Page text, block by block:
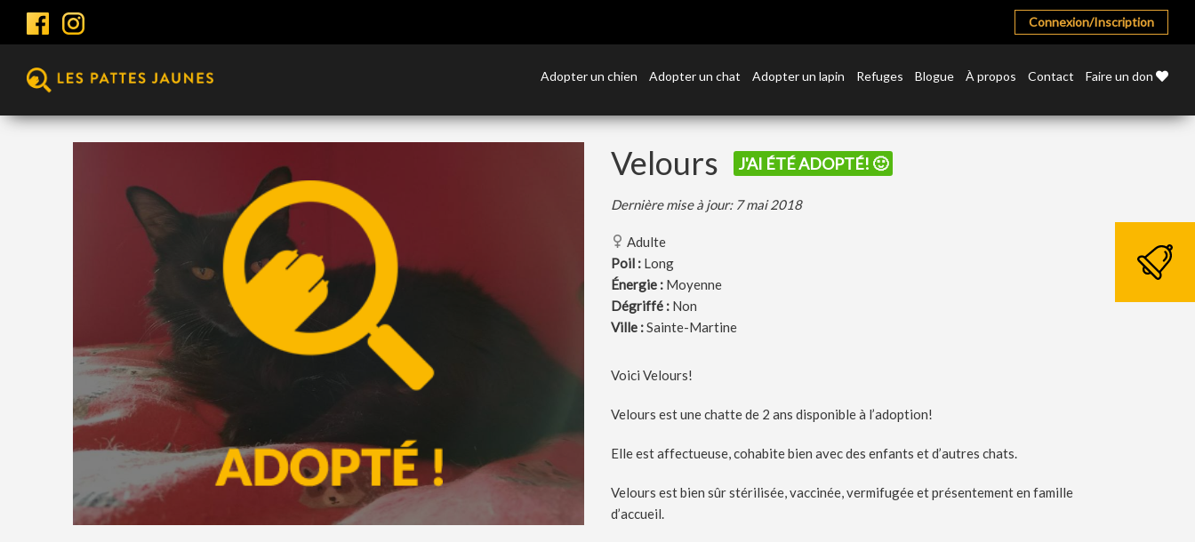
Connexion/Inscription
Adopter un chien Adopter un chat Adopter un lapin Refuges Blogue À propos Contact Faire un don
Velours J'AI ÉTÉ ADOPTÉ! 🙂
Dernière mise à jour: 7 mai 2018
Adulte
Poil : Long
Énergie : Moyenne
Dégriffé : Non
Ville :Sainte-Martine
Voici Velours!
Velours est une chatte de 2 ans disponible à l’adoption!
Elle est affectueuse, cohabite bien avec des enfants et d’autres chats.
Velours est bien sûr stérilisée, vaccinée, vermifugée et présentement en famille
d’accueil.